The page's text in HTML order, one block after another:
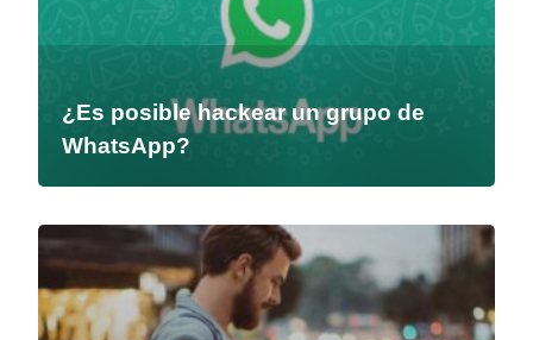
¿Es posible hackear un grupo de
WhatsApp?